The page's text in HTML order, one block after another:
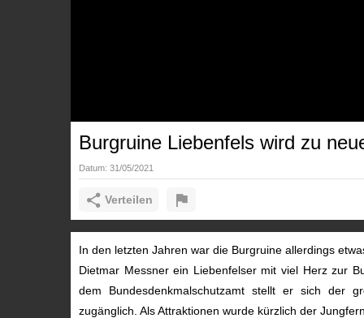
Burgruine Liebenfels wird zu
Datum: 31/05/2021
Verteilen
In den letzten Jahren war die Burgruine allerdings
Dietmar Messner ein Liebenfelser mit viel Herz zur
dem Bundesdenkmalschutzamt stellt er sich der
zugänglich. Als Attraktionen wurde kürzlich der